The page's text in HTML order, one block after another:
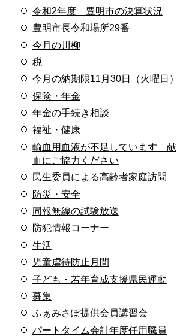
令和2年度 豊明市の決算状況
豊明市長令和場所29番
今月の川柳
税
今月の納期限11月30日（火曜日）
保険・年金
年金の手続き相談
福祉・健康
輸血用血液が不足しています 献
血にご協力ください
民生委員による高齢者家庭訪問
防災・安全
同報無線の試験放送
防犯情報コーナー
生活
児童虐待防止月間
子ども・若年育成支援県民運動
募集
ふぁみさぽ提供会員講習会
パートタイム会計年度任用職員